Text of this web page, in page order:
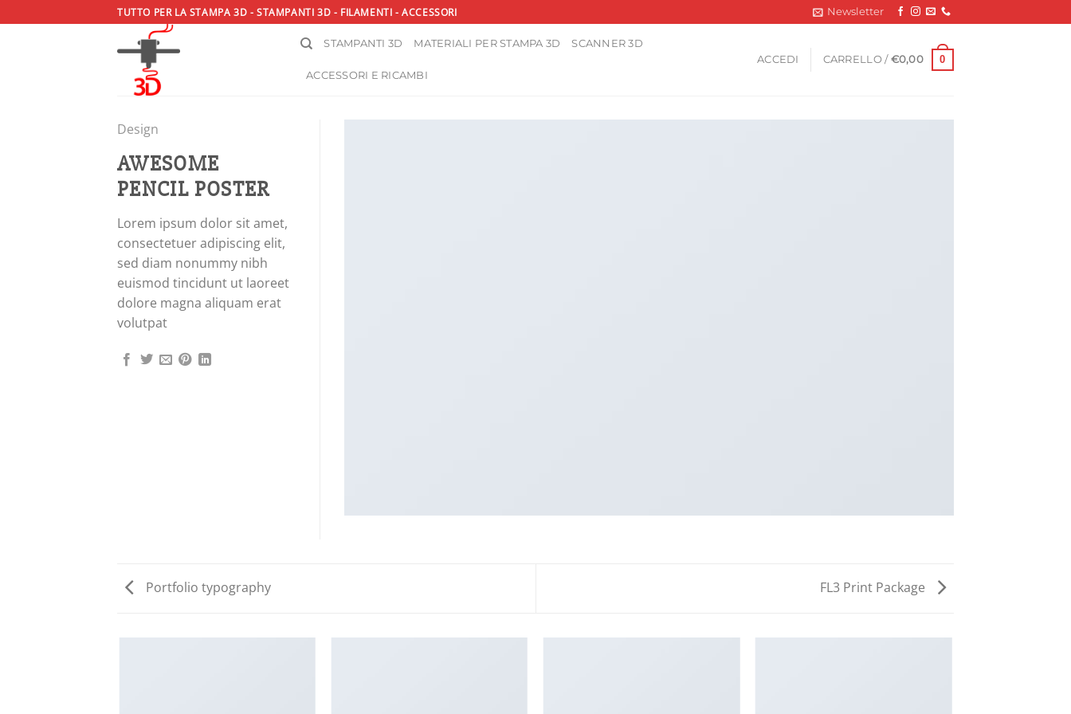
ai
TUTTO PER LA STAMPA 3D - STAMPANTI 3D - FILAMENTI - ACCESSORI Newsletter
STAMPANTI 3D MATERIALI PER STAMPA 3D SCANNER 3D
ACCESSORI E RICAMBI
ACCEDI CARRELLO / €0,00 0
Design
AWESOME
PENCIL POSTER
Lorem ipsum dolor sit amet,
consectetuer adipiscing elit,
sed diam nonummy nibh
euismod tincidunt ut laoreet
dolore magna aliquam erat
volutpat
Portfolio typography FL3 Print Package